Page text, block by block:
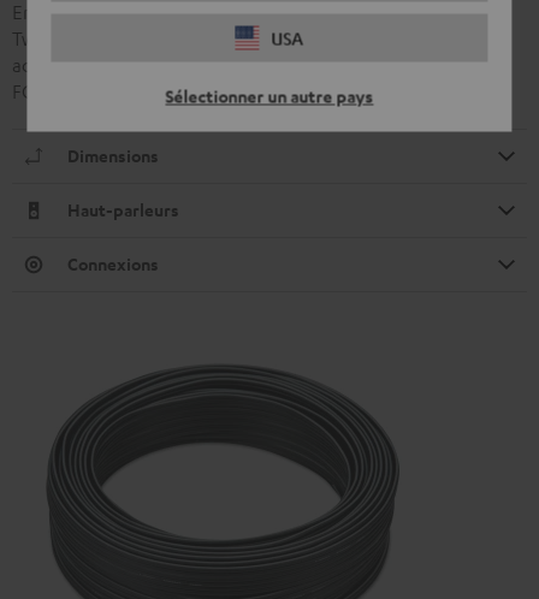
USA
Sélectionner un autre pays
Enceinte satellite à deux voies avec mediums 80 mm et
Tweeters 19 mm de grande précision. La conception
acoustique est identique à celle de l’enceinte satellite CS 35
FCR Mk3.
Dimensions
Haut-parleurs
Connexions